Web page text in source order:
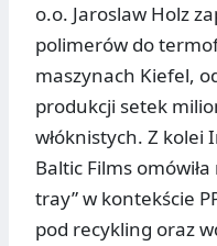
o.o. Jaroslaw Holz
polimerów do
maszynach Kiefel,
produkcji setek
włóknistych. Z kolei
Baltic Films
tray” w kontekście
pod recykling oraz